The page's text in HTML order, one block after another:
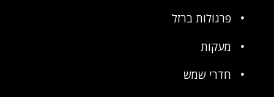
פרגולות ברזל
מעקות
חדרי שמש